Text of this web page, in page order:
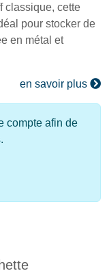
classique, cette
pour stocker de
en métal et
en savoir plus
compte afin de